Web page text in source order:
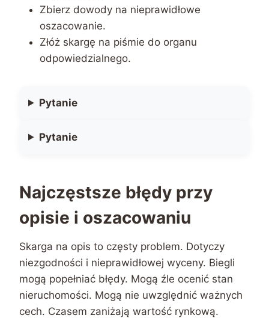
Zbierz dowody na nieprawidłowe
oszacowanie.
Złóż skargę na piśmie do organu
odpowiedzialnego.
Pytanie
Pytanie
Najczęstsze błędy przy
opisie i oszacowaniu
Skarga na opis to częsty problem. Dotyczy
niezgodności i nieprawidłowej wyceny. Biegli
mogą popełniać błędy. Mogą źle ocenić stan
nieruchomości. Mogą nie uwzględnić ważnych
cech. Czasem zaniżają wartość rynkową.